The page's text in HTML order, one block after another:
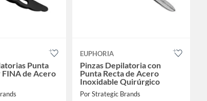
Punta
FINA de Acero
EUPHORIA
Pinzas Depilatoria con
Punta Recta de Acero
Inoxidable Quirúrgico
Por Strategic Brands